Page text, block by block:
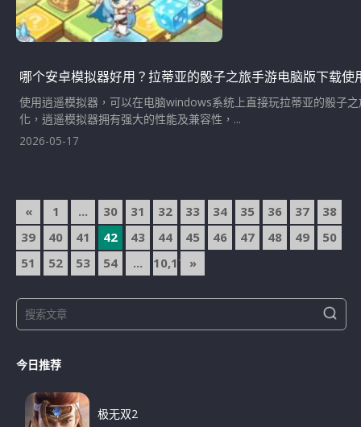
哪个安卓模拟器好用？拉蒂亚的骰子之旅手游电脑版下载使
使用逍遥模拟器，可以在电脑windows系统上直接玩拉蒂亚的骰子
化，逍遥模拟器拥有强大的性能及兼容性，...
2026-05-17
文
章
導
« 1 ... 30 31 32 33 34 35 36 37
38
39
40 41 42 43 44 45 46 47 48 49
50
51
52 53 54 ... 10,174»
e
r
S
e
今日推荐
极无双2